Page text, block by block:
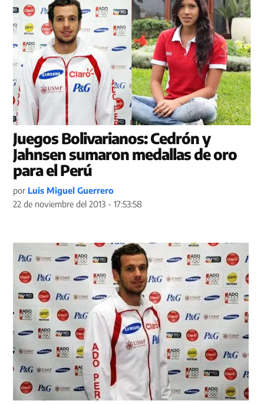
Juegos Bolivarianos: Cedrón y
Jahnsen sumaron medallas de oro
para el Perú
por Luis Miguel Guerrero
22 de noviembre del 2013 - 17:53:58